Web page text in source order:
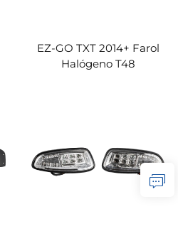
EZ-GO TXT 2014+ Farol
Halógeno T48